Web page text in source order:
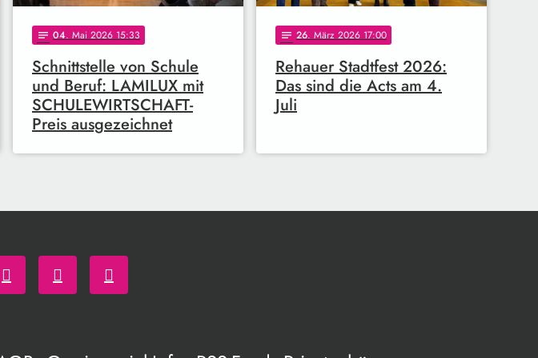
notes 04. Mai 2026 15:33
Schnittstelle von Schule
und Beruf: LAMILUX mit
SCHULEWIRTSCHAFT-
Preis ausgezeichnet
notes 26. März 2026 17:00
Rehauer Stadtfest 2026:
Das sind die Acts am 4.
Juli